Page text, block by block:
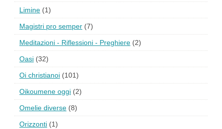
Limine (1)
Magistri pro semper (7)
Meditazioni - Riflessioni - Preghiere (2)
Oasi (32)
Oi christianoi (101)
Oikoumene oggi (2)
Omelie diverse (8)
Orizzonti (1)